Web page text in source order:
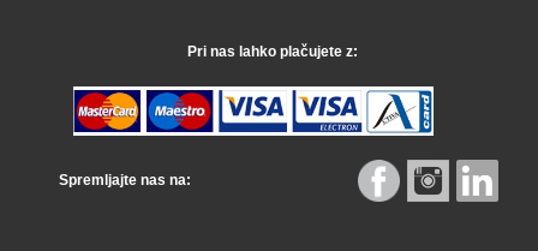
Pri nas lahko plačujete z:
Spremljajte nas na: